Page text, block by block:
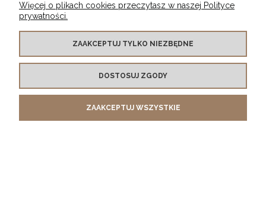
KONTAKT Z NAMI
MOJE KONTO
Więcej o plikach cookies przeczytasz w naszej Polityce
prywatności.
ZAAKCEPTUJ TYLKO NIEZBĘDNE
DOSTOSUJ ZGODY
ZAAKCEPTUJ WSZYSTKIE